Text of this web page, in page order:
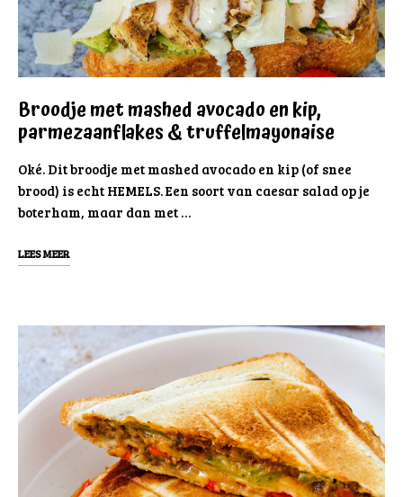
Broodje met mashed avocado en kip,
parmezaanflakes & truffelmayonaise
Oké. Dit broodje met mashed avocado en kip (of snee
brood) is echt HEMELS. Een soort van caesar salad op je
boterham, maar dan met …
LEES MEER